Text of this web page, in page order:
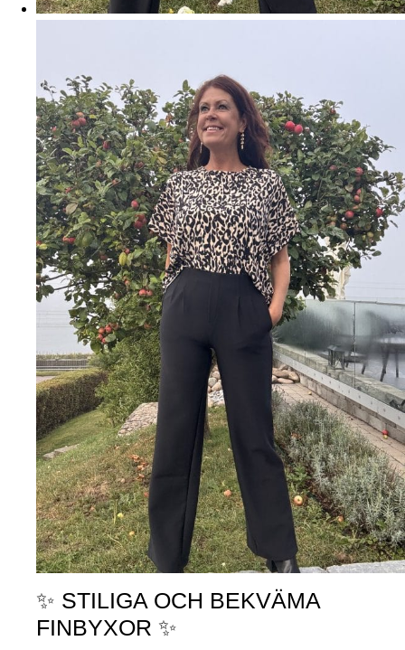
✨ STILIGA OCH BEKVÄMA
FINBYXOR ✨